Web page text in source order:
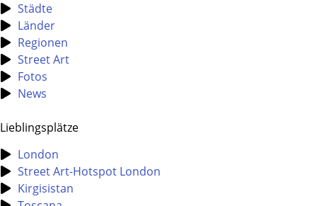
Städte
Länder
Regionen
Street Art
Fotos
News
Lieblingsplätze
London
Street Art-Hotspot London
Kirgisistan